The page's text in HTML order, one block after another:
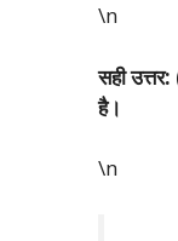
\n
सही
है।
\n